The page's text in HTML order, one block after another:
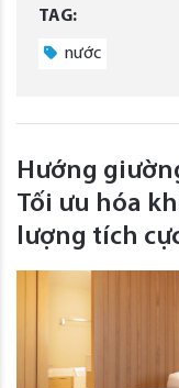
TAG:
nước
Hướng
Tối ưu hóa
lượng tích